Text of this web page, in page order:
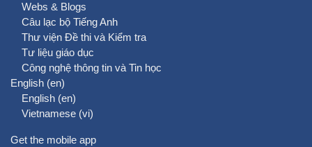
Webs & Blogs
Câu lạc bộ Tiếng Anh
Thư viện Đề thi và Kiểm tra
Tư liệu giáo dục
Công nghệ thông tin và Tin học
English ‎(en)‎
English ‎(en)‎
Vietnamese ‎(vi)‎
Get the mobile app